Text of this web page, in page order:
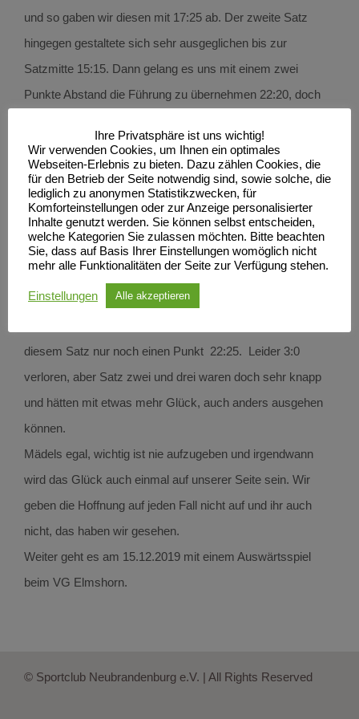
und so gaben wir diesen mit 17:25 ab. Der zweite Satz
hingegen gestaltete sich sehr ausgeglichen bis zur
Satzmitte 15:15. Dann gelang es uns mit einem zwei
Punkte Abstand die Führung zu übernehmen 22:20, doch
sondern erspielten nur noch einen Punkt 23:25. Nach
diesem sehr knappen Satz wollten unsere Mädels noch
einmal alles geben und zeigten, was in ihnen steckt. Wieder
war der Satz sehr ausgeglichen bis zum 11:11, doch dann
eine kleine Kunstpause und schon lagen wir 15:20 hinten.
Doch so schnell wollten sich unsere Mädels nicht
geschlagen geben und kämpften sich Punkt für Punkt
diesem Satz nur noch einen Punkt 22:25. Leider 3:0
verloren, aber Satz zwei und drei waren doch sehr knapp
und hätten mit etwas mehr Glück, auch anders ausgehen
können.
Mädels egal, wichtig ist nie aufzugeben und irgendwann
wird das Glück auch einmal auf unserer Seite sein. Wir
geben die Hoffnung auf jeden Fall nicht auf und ihr auch
nicht, das haben wir gesehen.
Weiter geht es am 15.12.2019 mit einem Auswärtsspiel
beim VG Elmshorn.
© Sportclub Neubrandenburg e.V. | All Rights Reserved
Ihre Privatsphäre ist uns wichtig!
Wir verwenden Cookies, um Ihnen ein optimales
Webseiten-Erlebnis zu bieten. Dazu zählen Cookies, die
für den Betrieb der Seite notwendig sind, sowie solche, die
lediglich zu anonymen Statistikzwecken, für
Komforteinstellungen oder zur Anzeige personalisierter
Inhalte genutzt werden. Sie können selbst entscheiden,
welche Kategorien Sie zulassen möchten. Bitte beachten
Sie, dass auf Basis Ihrer Einstellungen womöglich nicht
mehr alle Funktionalitäten der Seite zur Verfügung stehen.
Einstellungen Alle akzeptieren